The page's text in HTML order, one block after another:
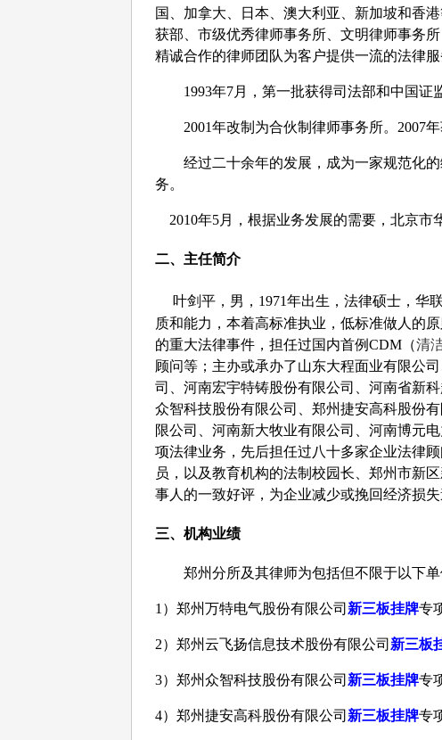
国、加拿大、日本、澳大利亚、新加坡和香
获部、市级优秀律师事务所、文明律师事务
精诚合作的律师团队为客户提供一流的法律
1993年7月，第一批获得司法部和中国证
2001年改制为合伙制律师事务所。 2007
经过二十余年的发展，成为一家规范化
务。
2010年5月，根据业务发展的需要，北京市
二、主任简介
叶剑平 ，男， 1971年出生，法律硕士，华
质和能力，本着高标准执业，低标准做人的
的重大法律事件，担任过国内首例CDM （清
顾问等；主办或承办了山东大程面业有限公
司、河南宏宇特铸股份有限公司、河南省新
众智科技股份有限公司、郑州捷安高科股份有
限公司、河南新大牧业有限公司、河南博元
项法律业务，先后担任过八十多家企业法律
员，以及教育机构的法制校园长、郑州市新
事人的一致好评，为企业减少或挽回经济损
三、机构业绩
郑州分所及其律师为包括但不限于以下
1 ）郑州万特电气股份有限公司 新三板挂牌专
2）郑州云飞扬信息技术股份有限公司 新三板
3）郑州众智科技股份有限公司 新三板挂牌专
4）郑州捷安高科股份有限公司 新三板挂牌专